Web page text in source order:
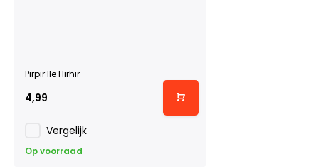
Pırpır Ile Hırhır
4,99
Vergelijk
Op voorraad